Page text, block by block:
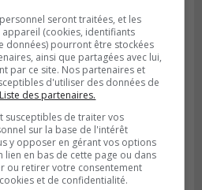
l’abandon des
seront traitées, et les
(cookies, identifiants
données) pourront être stockées
ainsi que partagées avec lui,
par ce site. Nos partenaires et
d'utiliser des données de
Liste des partenaires.
susceptibles de traiter vos
sur la base de l'intérêt
y opposer en gérant vos options
lien en bas de cette page ou dans
ou retirer votre consentement
et de confidentialité.